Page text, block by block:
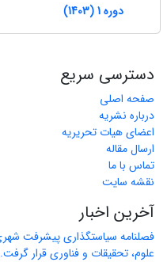
دوره 1 (1403)
دسترسی سریع
صفحه اصلی
درباره نشریه
اعضای هیات تحریریه
ارسال مقاله
تماس با ما
نقشه سایت
آخرین اخبار
علوم، تحقیقات و فناوری قرار گرفت.